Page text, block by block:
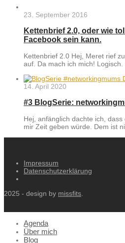
23. September 2016
Kettenbrief 2.0, oder wie
Facebook sein kann.
Kettenbrief 2.0 Hej, Meret rief
auf. Da mach ich mich!
14. April 2020
#3 BlogSerie:
Hej, anfänglich dachte ich,
mir Zeit geben würde. Dem ist
Impressum
Datenschutzerklärung
2025 - design by missfits.
Agenda
Über mich
Blog